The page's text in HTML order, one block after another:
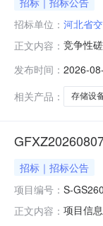
招标单位： 河北省
正文内容： 竞争性
备采购
受联合
发布时间： 2026-
相关产品：
存储设
招标｜招标公告
项目编号： S-
正文内容： 项目信